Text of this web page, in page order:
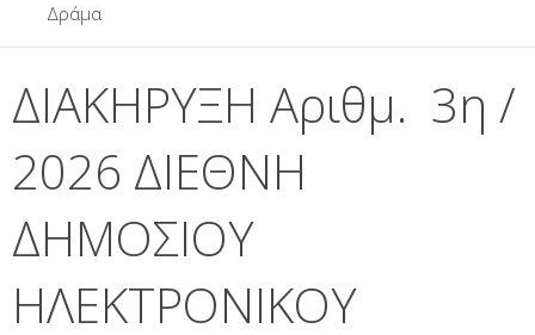
Δράμα
ΔΙΑΚΗΡΥΞΗ Αριθμ. 3η /
2026 ΔΙΕΘΝΗ
ΔΗΜΟΣΙΟΥ
ΗΛΕΚΤΡΟΝΙΚΟΥ